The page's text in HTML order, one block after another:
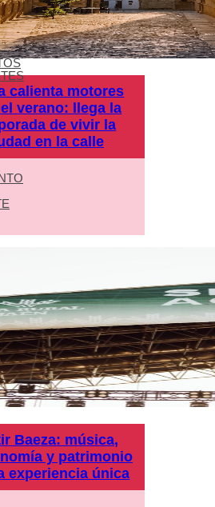
calienta motores
verano: llega la
de vivir la
en la calle
Baeza: música,
y patrimonio
experiencia única